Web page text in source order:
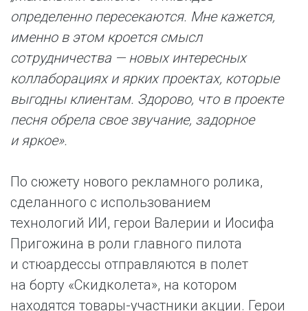
определенно пересекаются. Мне кажется,
именно в этом кроется смысл
сотрудничества — новых интересных
коллаборациях и ярких проектах, которые
выгодны клиентам. Здорово, что в проекте
песня обрела свое звучание, задорное
и яркое».
По сюжету нового рекламного ролика,
сделанного с использованием
технологий ИИ, герои Валерии и Иосифа
Пригожина в роли главного пилота
и стюардессы отправляются в полет
на борту «Скидколета», на котором
находятся товары-участники акции. Герои